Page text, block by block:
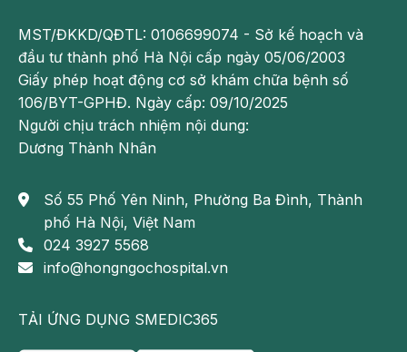
Nếu chỉ là ngất (mất ý thức) thì hãy để ngay bệnh
nhân nằm nơi thoáng, nới rộng quần áo, có thể nhấc
bổng 2 chân bệnh nhân lên để tăng cường máu về
tim và não cần theo dõi để có thể cấp cứu hồi sinh
tim phổi ngay nếu bệnh nhân chuyển sang tình trạng
ngừng tuần hoàn.
Phù
Về bản chất hiện tượng phù là do nước thoát quản
khỏi lòng mạch để ứ đọng ở khoảng gian bào gây
phù. Do vậy thực tế thường phát hiện được phù ở
MST/ĐKKD/QĐTL: 0106699074 - Sở kế hoạch và
đầu tư thành phố Hà Nội cấp ngày 05/06/2003
Giấy phép hoạt động cơ sở khám chữa bệnh số
106/BYT-GPHĐ. Ngày cấp: 09/10/2025
Người chịu trách nhiệm nội dung:
Dương Thành Nhân
Số 55 Phố Yên Ninh, Phường Ba Đình, Thành
phố Hà Nội, Việt Nam
024 3927 5568
info@hongngochospital.vn
TẢI ỨNG DỤNG SMEDIC365